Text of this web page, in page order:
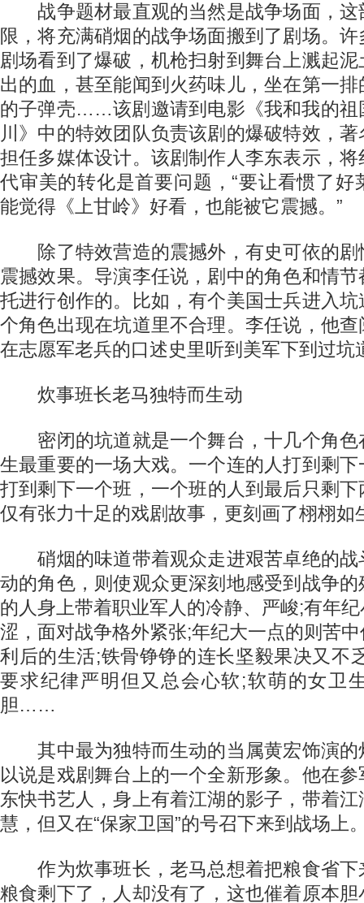
战争题材最直观的当然是战争场面，这
限，将充满硝烟的战争场面搬到了剧场。
剧场看到了爆破，机枪扫射到舞台上溅起
出的血，甚至能闻到火药味儿，坐在第一
的子弹壳……该剧邀请到电影《我和我的祖
川》中的特效团队负责该剧的爆破特效，
担任多媒体设计。该剧制作人李东表示，
代审美的转化是首要问题，“要让看惯了好
能觉得《上甘岭》好看，也能被它震撼。”
除了特效营造的震撼外，有史可依的剧
震撼效果。导演李任说，剧中的角色和情
托进行创作的。比如，有个美国士兵进入
个角色出现在坑道里不合理。李任说，他
在志愿军老兵的口述史里听到美军下到过坑
炊事班长老马独特而生动
密闭的坑道就是一个舞台，十几个角色
生最重要的一场大戏。一个连的人打到剩
打到剩下一个班，一个班的人到最后只剩
仅有张力十足的戏剧故事，更刻画了栩栩如
硝烟的味道带着观众走进艰苦卓绝的战
动的角色，则使观众更深刻地感受到战争
的人身上带着职业军人的冷静、严峻;有年
涩，面对战争格外紧张;年纪大一点的则苦
利后的生活;铁骨铮铮的连长坚毅果决又不
要求纪律严明但又总会心软;软萌的女卫
胆……
其中最为独特而生动的当属黄宏饰演的
以说是戏剧舞台上的一个全新形象。他在
东快书艺人，身上有着江湖的影子，带着
慧，但又在“保家卫国”的号召下来到战场上
作为炊事班长，老马总想着把粮食省下
粮食剩下了，人却没有了，这也催着原本